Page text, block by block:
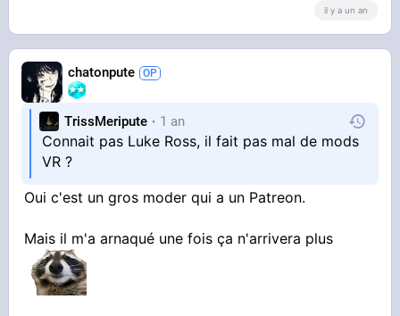
comprends pas la hype, c'est très souvent de la
grosse merde qui rame et je le suspecte d'avoir
payer des youtuber pour sur-vendre son mod
cyberpunk VR qui est absolument À CHIER.
il y a un an
chatonpute
TrissMeripute 1 an
Connait pas Luke Ross, il fait pas mal de mods
VR ?
Oui c'est un gros moder qui a un Patreon.
Mais il m'a arnaqué une fois ça n'arrivera plus